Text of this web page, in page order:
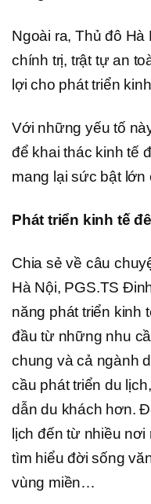
Ngoài ra, Thủ đô
chính trị, trật tự an
lợi cho phát triển
Với những yếu tố
để khai thác kinh tế
mang lại sức bật lớn
Phát triển kinh tế
Chia sẻ về câu
Hà Nội, PGS.TS
năng phát triển kinh
đầu từ những nhu
chung và cả ngành
cầu phát triển du
dẫn du khách hơn.
lịch đến từ nhiều
tìm hiểu đời sống
vùng miền…